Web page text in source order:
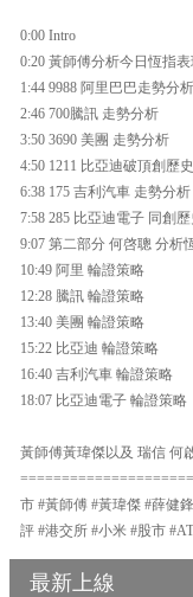
0:00 Intro
0:20 黃師傅分析今日恆指表
1:44 9988 阿里巴巴走勢分析
2:46 700騰訊 走勢分析
3:50 3690 美團 走勢分析
4:50 1211 比亞迪破頂創歷
6:38 175 吉利汽車 走勢分析
7:58 285 比亞迪電子 同創
9:07 第二部分 何啓聰 分析
10:49 阿里 輪證策略
12:28 騰訊 輪證策略
13:40 美團 輪證策略
15:22 比亞迪 輪證策略
16:40 吉利汽車 輪證策略
18:07 比亞迪電子 輪證策略
黃師傅黃瑋傑以及 瑞信 何
市 #黃師傅 #黃瑋傑 #薛健
評 #港交所 #小米 #股市
最新上線